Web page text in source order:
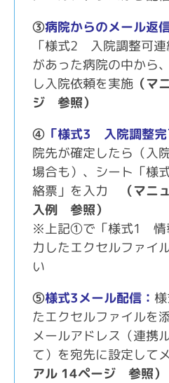
③病院からのメール返
「様式2 入院調整可連
があった病院の中から
し入院依頼を実施 （マ
ジ 参照）
④ 「様式3 入院調整完
院先が確定したら（入
場合も）、シート「様
絡票」を入力
（マニ
入例 参照）
※上記①で「様式1
情
力したエクセルファイ
い
⑤様式3メール配信：
たエクセルファイルを
メールアドレス（連携
て）を宛先に設定して
アル 14ページ 参照）